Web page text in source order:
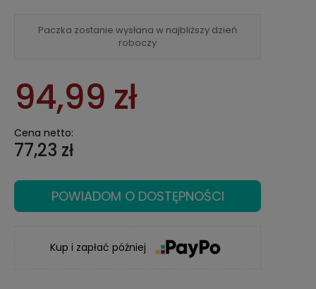
Paczka zostanie wysłana w najbliższy dzień
roboczy
94,99 zł
Cena netto:
77,23 zł
POWIADOM O DOSTĘPNOŚCI
Kup i zapłać później